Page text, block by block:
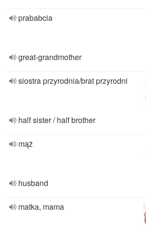
prababcia
great-grandmother
siostra przyrodnia/brat przyrodni
half sister / half brother
mąż
husband
matka, mama